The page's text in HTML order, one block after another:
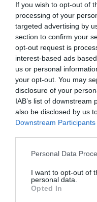
If you wish to opt-out of
processing of your
targeted advertising by
section to confirm your
opt-out request is
interest-based ads
us or personal
your opt-out. You may
disclosure of your
IAB’s list of
also be disclosed by us
Downstream Participants
Personal Data
I want to opt-out of
personal data.
Opted In